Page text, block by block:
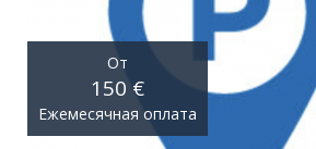
От
150 €
Ежемесячная оплата